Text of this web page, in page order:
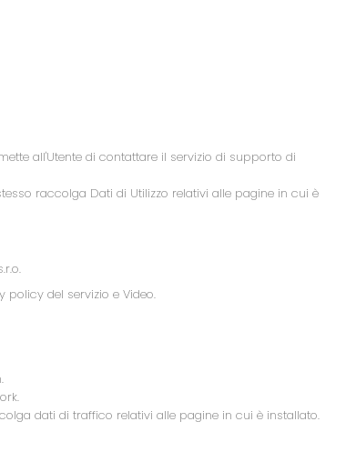
all'Utente di contattare il servizio di supporto di
raccolga Dati di Utilizzo relativi alle pagine in cui è
del servizio e Video.
dati di traffico relativi alle pagine in cui è installato.